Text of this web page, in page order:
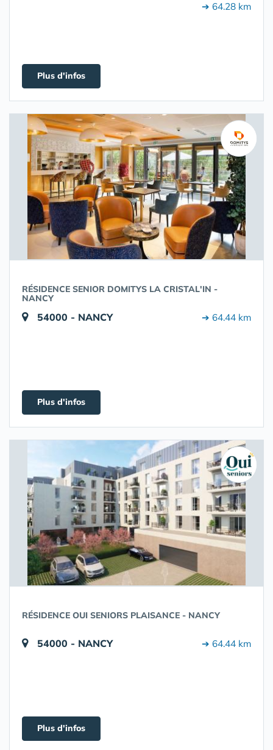
➔ 64.28 km
Plus d'infos
RÉSIDENCE SENIOR DOMITYS LA CRISTAL'IN -
NANCY
54000 - NANCY ➔ 64.44 km
Plus d'infos
RÉSIDENCE OUI SENIORS PLAISANCE - NANCY
54000 - NANCY ➔ 64.44 km
Plus d'infos